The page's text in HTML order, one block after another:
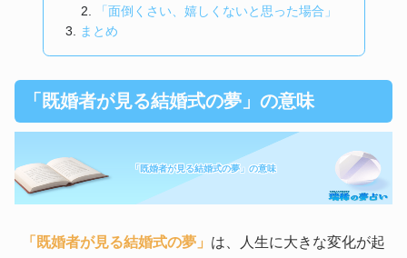
「面倒くさい、嬉しくないと思った場合」
まとめ
「既婚者が見る結婚式の夢」の意味
「既婚者が見る結婚式の夢」の意味
「既婚者が見る結婚式の夢」 は、人生に大きな変化が起